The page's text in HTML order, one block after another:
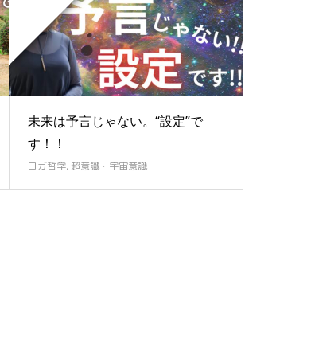
未来は予言じゃない。“設定”で
す！！
ヨガ哲学, 超意識・宇宙意識